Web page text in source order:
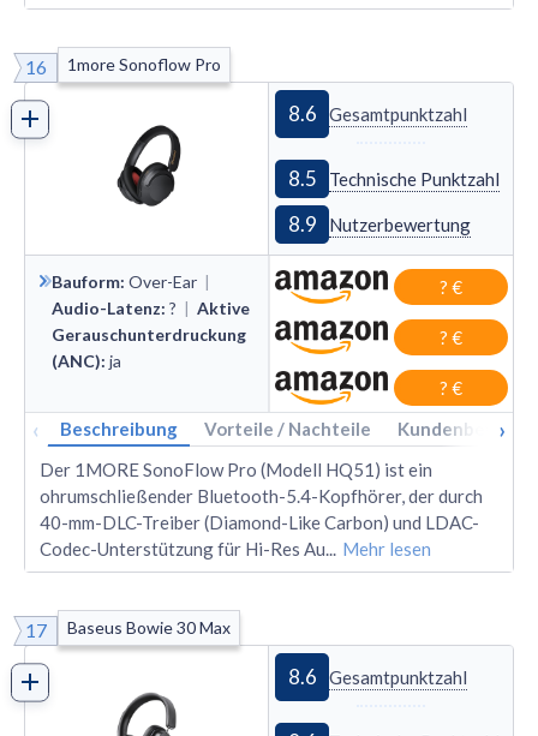
16 1more Sonoflow Pro
8.6 Gesamtpunktzahl
8.5 Technische Punktzahl
8.9 Nutzerbewertung
Bauform: Over-Ear |
Audio-Latenz: ? | Aktive
Gerauschunterdruckung
(ANC): ja
? €
? €
? €
‹ Beschreibung Vorteile / Nachteile ›
Der 1MORE SonoFlow Pro (Modell HQ51) ist ein
ohrumschließender Bluetooth-5.4-Kopfhörer, der durch
40-mm-DLC-Treiber (Diamond-Like Carbon) und LDAC-
Codec-Unterstützung für Hi-Res Au... Mehr lesen
17 Baseus Bowie 30 Max
8.6 Gesamtpunktzahl